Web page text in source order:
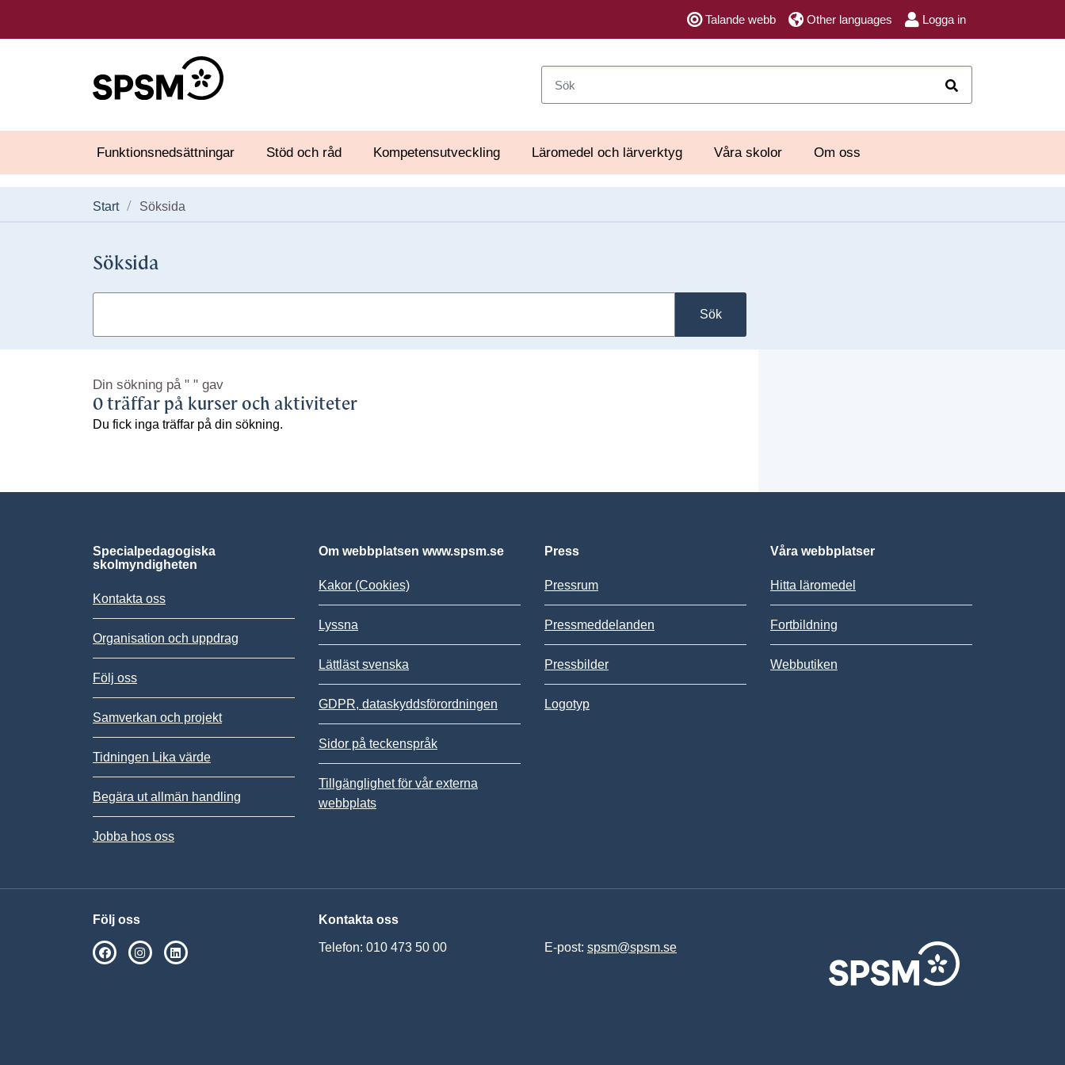
Talande webb Other languages Logga in
Funktionsnedsättningar Stöd och råd Kompetensutveckling Läromedel och lärverktyg Våra skolor Om oss
Start Söksida
Söksida
Sök
Din sökning på " " gav
0 träffar på kurser och aktiviteter
Du fick inga träffar på din sökning.
Specialpedagogiska
skolmyndigheten
Kontakta oss
Organisation och uppdrag
Följ oss
Samverkan och projekt
Tidningen Lika värde
Begära ut allmän handling
Jobba hos oss
Om webbplatsen www.spsm.se
Kakor (Cookies)
Lyssna
Lättläst svenska
GDPR, dataskyddsförordningen
Sidor på teckenspråk
Tillgänglighet för vår externa
webbplats
Press
Pressrum
Pressmeddelanden
Pressbilder
Logotyp
Våra webbplatser
Hitta läromedel
Fortbildning
Webbutiken
Följ oss
SPSM på Facebook
SPSM på Instagram
Kontakta oss
Telefon: 010 473 50 00 E-post: spsm@spsm.se